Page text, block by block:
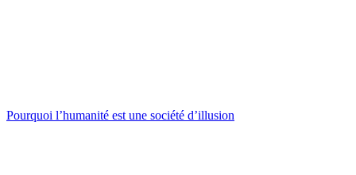
Pourquoi l’humanité est une société d’illusion